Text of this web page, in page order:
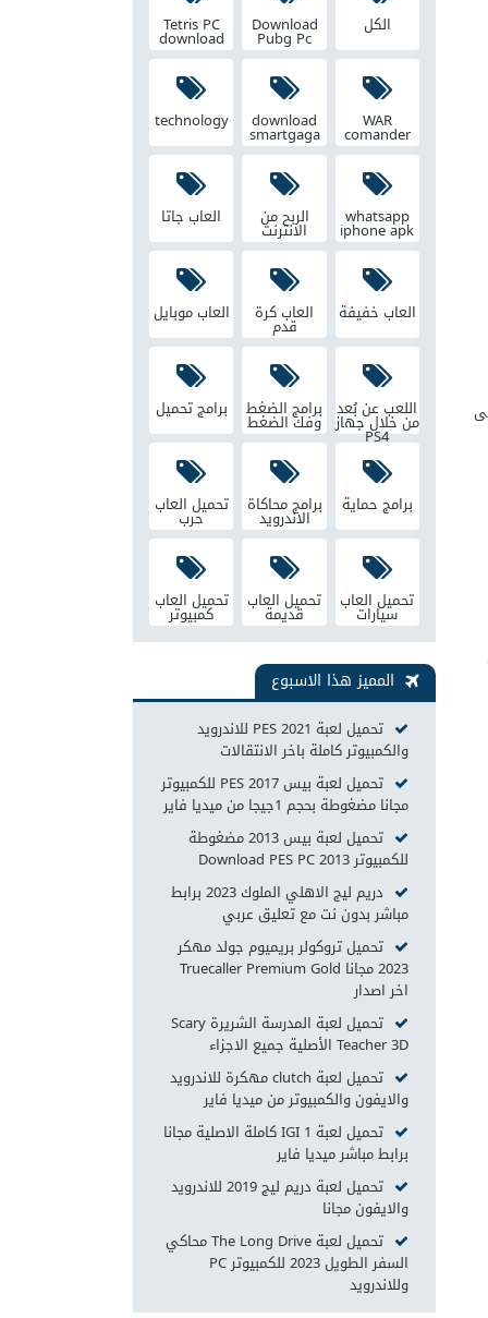
الكل Download
Pubg Pc
Tetris PC
download
WAR
comander
download
smartgaga
technology
whatsapp
iphone apk
الربح من
الانترنت
العاب جاتا
العاب خفيفة العاب كرة
قدم
العاب موبايل
اللعب عن بُعد
من خلال جهاز
PS4
برامج الضغط
وفك الضغط
برامج تحميل
برامج حماية برامج محاكاة
الاندرويد
تحميل العاب
حرب
تحميل العاب
سيارات
تحميل العاب
قديمة
تحميل العاب
كمبيوتر
المميز هذا الاسبوع
تحميل لعبة PES 2021 للاندرويد
والكمبيوتر كاملة باخر الانتقالات
تحميل لعبة بيس 2017 PES للكمبيوتر
مجانا مضغوطة بحجم 1جيجا من ميديا فاير
تحميل لعبة بيس 2013 مضغوطة
للكمبيوتر Download PES PC 2013
دريم ليج الاهلي الملوك 2023 برابط
مباشر بدون نت مع تعليق عربي
تحميل تروكولر بريميوم جولد مهكر
2023 مجانا Truecaller Premium Gold
اخر اصدار
تحميل لعبة المدرسة الشريرة Scary
Teacher 3D‏ الأصلية جميع الاجزاء
تحميل لعبة clutch مهكرة للاندرويد
والايفون والكمبيوتر من ميديا فاير
تحميل لعبة IGI 1 كاملة الاصلية مجانا
برابط مباشر ميديا فاير
تحميل لعبة دريم ليج 2019 للاندرويد
والايفون مجانا
تحميل لعبة The Long Drive محاكي
السفر الطويل 2023 للكمبيوتر PC
وللاندرويد